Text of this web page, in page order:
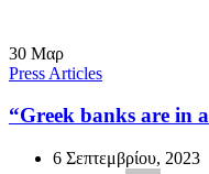
30 Μαρ
Press Articles
“Greek banks are in
6 Σεπτεμβρίου, 2023